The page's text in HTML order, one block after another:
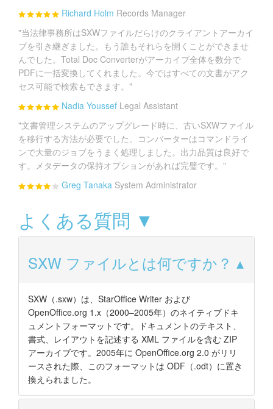
Richard Holm Records Manager
"当法律事務所はSXWファイルだらけのクライアントアーカイ
ブを引き継ぎました。もう誰もそれらを開くことができませ
んでした。Total Doc Converterがアーカイブ全体を数分で
PDFに一括変換してくれました。今ではすべての文書がアク
セス可能で検索もできます。"
Nadia Youssef Legal Assistant
"文書管理システムのアップグレード時に、古いSXWファイル
を移行する方法が必要でした。コンバーターはコマンドライ
ンで大量のジョブをうまく処理しました。出力品質は良好で
す。メタデータの保持オプションがあれば完璧です。"
Greg Tanaka System Administrator
よくある質問 ▼
SXW ファイルとは何ですか？
SXW（.sxw）は、StarOffice Writer および
OpenOffice.org 1.x（2000–2005年）のネイティブドキ
ュメントフォーマットです。ドキュメントのテキスト、
書式、レイアウトを記述する XML ファイルを含む ZIP
アーカイブです。2005年に OpenOffice.org 2.0 がリリ
ースされた際、このフォーマットは ODF（.odt）に置き
換えられました。